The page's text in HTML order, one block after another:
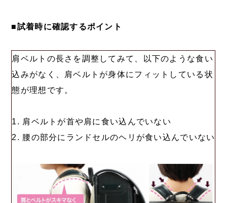
■試着時に確認するポイント
肩ベルトの長さを調整してみて、以下のような食い
込みがなく、肩ベルトが身体にフィットしている状
態が理想です。
1. 肩ベルトが首や肩に食い込んでいない
2. 腰の部分にランドセルのヘリが食い込んでいない